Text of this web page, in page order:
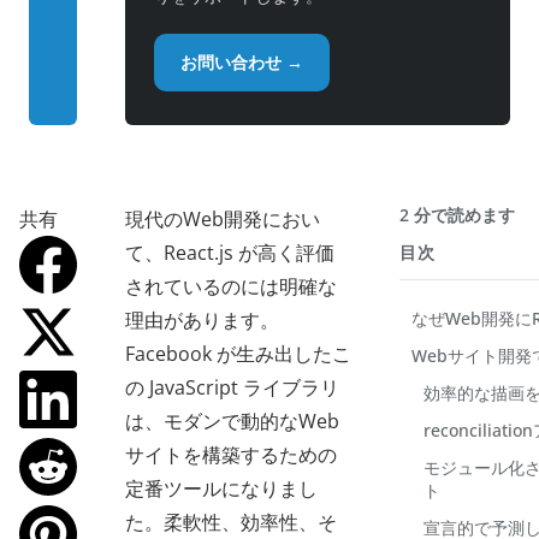
お問い合わせ →
共有
現代のWeb開発におい
て、React.js が高く評価
されているのには明確な
理由があります。
Facebook が生み出したこ
の JavaScript ライブラリ
は、モダンで動的なWeb
サイトを構築するための
定番ツールになりまし
た。柔軟性、効率性、そ
2 分で読めます
目次
なぜWeb開発に
Webサイト開発
効率的な描画
reconciliation
モジュール化
ト
宣言的で予測